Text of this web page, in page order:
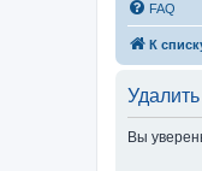
FAQ
К
Вы